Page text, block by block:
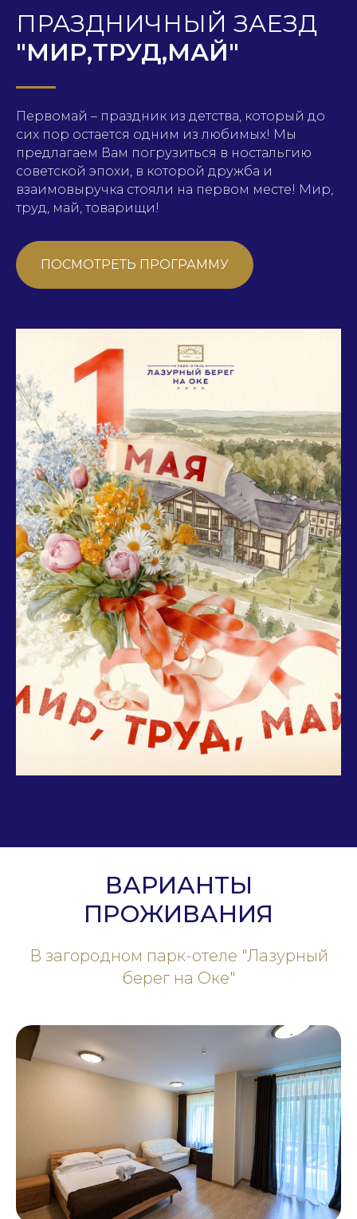
ПРАЗДНИЧНЫЙ ЗАЕЗД
"МИР,ТРУД,МАЙ"
Первомай – праздник из детства, который до
сих пор остается одним из любимых! Мы
предлагаем Вам погрузиться в ностальгию
советской эпохи, в которой дружба и
взаимовыручка стояли на первом месте! Мир,
труд, май, товарищи!
ПОСМОТРЕТЬ ПРОГРАММУ
ВАРИАНТЫ
ПРОЖИВАНИЯ
В загородном парк-отеле "Лазурный
берег на Оке"